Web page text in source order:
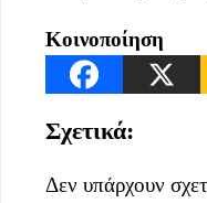
Κοινοποίηση
Σχετικά:
Δεν υπάρχουν